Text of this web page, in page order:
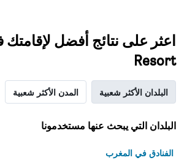
Resort
البلدان الأكثر شعبية المدن الأكثر شعبية
البلدان التي يبحث عنها مستخدمونا
الفنادق في المغرب